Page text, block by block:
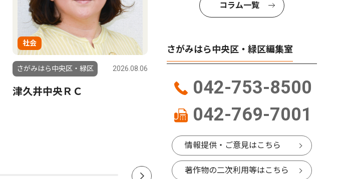
社会
さがみはら中央区・緑区 2026.08.06
津久井中央ＲＣ
スポーツ
ＳＣ相模原氷川神社で必勝祈
今月はこ
コラム一覧
さがみはら中央区・緑区編集室
042-753-8500
042-769-7001
情報提供・ご意見はこちら
著作物の二次利用等はこちら